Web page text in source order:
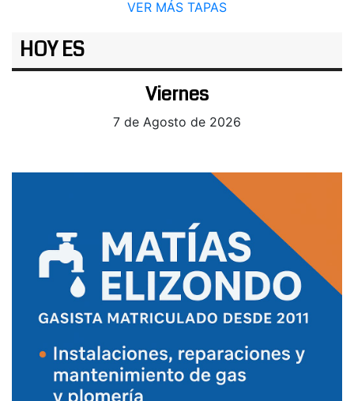
VER MÁS TAPAS
HOY ES
Viernes
7 de Agosto de 2026